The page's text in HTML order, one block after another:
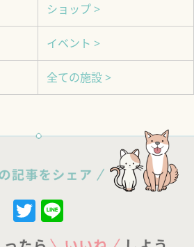
ショップ >
イベント >
全ての施設 >
Twitter